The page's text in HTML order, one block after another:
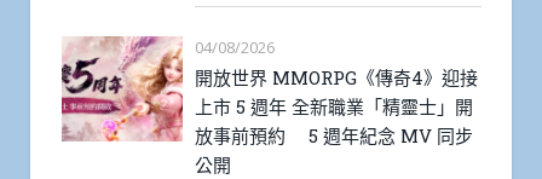
04/08/2026
開放世界 MMORPG《傳奇4》迎接
上市 5 週年 全新職業「精靈士」開
放事前預約 5 週年紀念 MV 同步
公開